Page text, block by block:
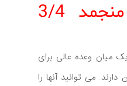
مکعب انبه منجمد 3/4
میان وعده عالی برای
می توانید آنها را